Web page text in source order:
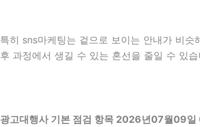
특히 sns마케팅는 겉으로 보이는 안내가 비
후 과정에서 생길 수 있는 혼선을 줄일 수 있
광고대행사 기본 점검 항목 2026년07월09